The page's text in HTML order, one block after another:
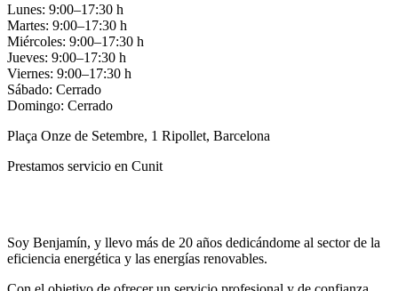
Lunes: 9:00–17:30 h
Martes: 9:00–17:30 h
Miércoles: 9:00–17:30 h
Jueves: 9:00–17:30 h
Viernes: 9:00–17:30 h
Sábado: Cerrado
Domingo: Cerrado
Plaça Onze de Setembre, 1 Ripollet, Barcelona
Prestamos servicio en Cunit
Soy Benjamín, y llevo más de 20 años dedicándome al sector de la
eficiencia energética y las energías renovables.